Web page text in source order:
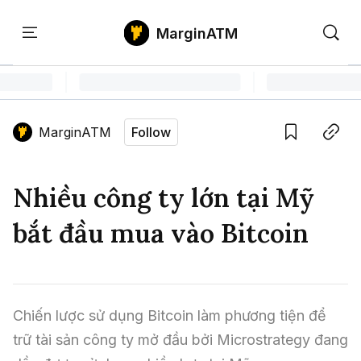
Home
Tin Tức Bitcoin
Tin Tức Altcoin
Tin Tức Thị Trường
Phân Tích Bitcoin
Phân Tích Ethereum
Phân Tích Thị Trường
Thuật Ngữ Cơ Bản
Kiến Thức Tổng Hợp
Chỉ Báo Kỹ Thuật
Săn Gem
MarginATM
MarginATM Follow
Nhiều công ty lớn tại Mỹ
bắt đầu mua vào Bitcoin
Chiến lược sử dụng Bitcoin làm phương tiện để
trữ tài sản công ty mở đầu bởi Microstrategy đang